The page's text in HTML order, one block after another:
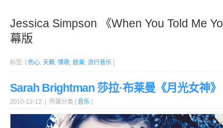
Jessica Simpson 《When You Told Me
幕版
标签: [ 伤心, 天籁, 情歌, 欧美, 流行音乐 ]
Sarah Brightman 莎拉·布莱曼《月光女神》
2010-12-12 | 所属分类 [ 音乐 ]